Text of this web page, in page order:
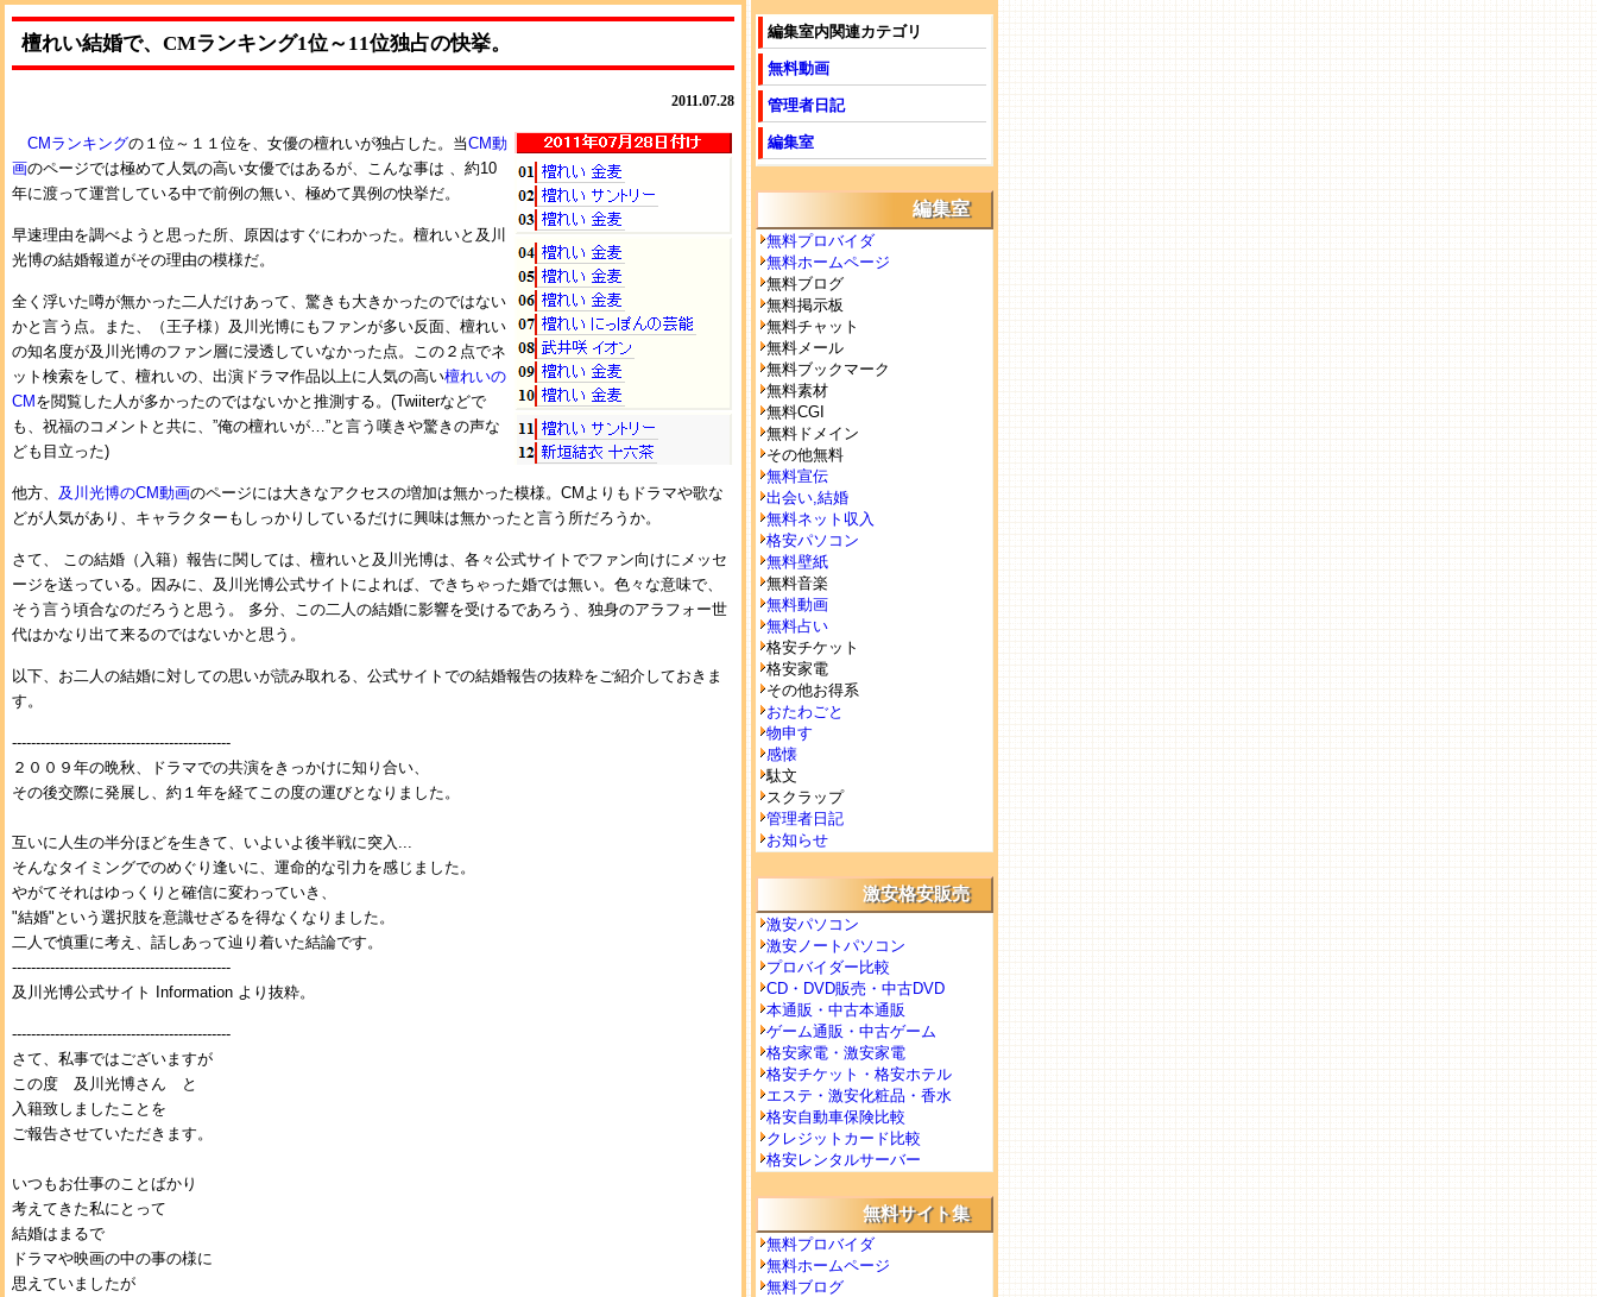
檀れい結婚で、CMランキング1位～11位独占の快挙。
2011.07.28
CMランキングの１位～１１位を、女優の檀れいが独占した。当CM動
画のページでは極めて人気の高い女優ではあるが、こんな事は 、約10
年に渡って運営している中で前例の無い、極めて異例の快挙だ。
早速理由を調べようと思った所、原因はすぐにわかった。檀れいと及川
光博の結婚報道がその理由の模様だ。
全く浮いた噂が無かった二人だけあって、驚きも大きかったのではない
かと言う点。また、（王子様）及川光博にもファンが多い反面、檀れい
の知名度が及川光博のファン層に浸透していなかった点。この２点でネ
ット検索をして、檀れいの、出演ドラマ作品以上に人気の高い檀れいの
CM を閲覧した人が多かったのではないかと推測する。(Twiiterなどで
も、祝福のコメントと共に、”俺の檀れいが…”と言う嘆きや驚きの声な
ども目立った)
他方、 及川光博のCM動画のページには大きなアクセスの増加は無かった模様。CMよりもドラマや歌な
どが人気があり、キャラクターもしっかりしているだけに興味は無かったと言う所だろうか。
さて、 この結婚（入籍）報告に関しては、檀れいと及川光博は、各々公式サイトでファン向けにメッセ
ージを送っている。因みに、及川光博公式サイトによれば、できちゃった婚では無い。色々な意味で、
そう言う頃合なのだろうと思う。 多分、この二人の結婚に影響を受けるであろう、独身のアラフォー世
代はかなり出て来るのではないかと思う。
以下、お二人の結婚に対しての思いが読み取れる、公式サイトでの結婚報告の抜粋をご紹介しておきま
す。
----------------------------------------------
２００９年の晩秋、ドラマでの共演をきっかけに知り合い、
その後交際に発展し、約１年を経てこの度の運びとなりました。
互いに人生の半分ほどを生きて、いよいよ後半戦に突入...
そんなタイミングでのめぐり逢いに、運命的な引力を感じました。
やがてそれはゆっくりと確信に変わっていき、
"結婚"という選択肢を意識せざるを得なくなりました。
二人で慎重に考え、話しあって辿り着いた結論です。
----------------------------------------------
及川光博公式サイト Information より抜粋。
----------------------------------------------
さて、私事ではございますが
この度 及川光博さん と
入籍致しましたことを
ご報告させていただきます。
いつもお仕事のことばかり
考えてきた私にとって
結婚はまるで
ドラマや映画の中の事の様に
思えていましたが
編集室内関連カテゴリ
無料動画
管理者日記
編集室
編集室
無料プロバイダ
無料ホームページ
無料ブログ
無料掲示板
無料チャット
無料メール
無料ブックマーク
無料素材
無料CGI
無料ドメイン
その他無料
無料宣伝
出会い,結婚
無料ネット収入
格安パソコン
無料壁紙
無料音楽
無料動画
無料占い
格安チケット
格安家電
その他お得系
おたわごと
物申す
感懐
駄文
スクラップ
管理者日記
お知らせ
激安格安販売
激安パソコン
激安ノートパソコン
プロバイダー比較
CD・DVD販売・中古DVD
本通販・中古本通販
ゲーム通販・中古ゲーム
格安家電・激安家電
格安チケット・格安ホテル
エステ・激安化粧品・香水
格安自動車保険比較
クレジットカード比較
格安レンタルサーバー
無料サイト集
無料プロバイダ
無料ホームページ
無料ブログ